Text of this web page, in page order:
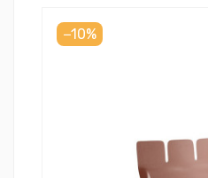
−10%